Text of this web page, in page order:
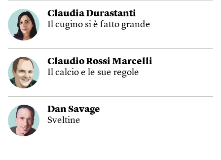
Claudia Durastanti
Il cugino si è fatto grande
Claudio Rossi Marcelli
Il calcio e le sue regole
Dan Savage
Sveltine